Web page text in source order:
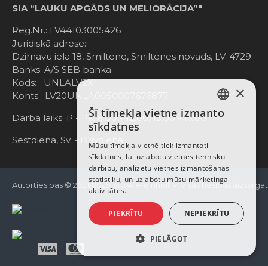
SIA “LAUKU APGĀDS UN MELIORĀCIJA”"
Reg.Nr.: LV44103005426
Juridiskā adrese:
Dzirnavu iela 18, Smiltene, Smiltenes novads, LV-4729
Banks: A/S SEB banka;
Kods: UNLALV2X
Konts: LV20UNLA0050007676877
Darba laiks: P - Pk. 8:00 - 12:00; 13:00 - 17:00
Sestdiena, Sv. - Brīvdiena
Autortiesības © 2021-2025, www.e-einhell.lv, Visas tiesības
LATVIAN
ENGLISH
×
Šī tīmekļa vietne izmanto
sīkdatnes
Mūsu tīmekļa vietnē tiek izmantoti
sīkdatnes, lai uzlabotu vietnes tehnisku
darbību, analizētu vietnes izmantošanas
statistiku, un uzlabotu mūsu mārketinga
aktivitātes.
PIEKRĪTU NEPIEKRĪTU
PIELĀGOT